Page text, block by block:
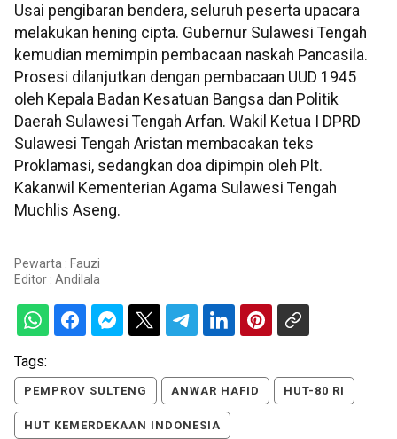
Usai pengibaran bendera, seluruh peserta upacara
melakukan hening cipta. Gubernur Sulawesi Tengah
kemudian memimpin pembacaan naskah Pancasila.
Prosesi dilanjutkan dengan pembacaan UUD 1945
oleh Kepala Badan Kesatuan Bangsa dan Politik
Daerah Sulawesi Tengah Arfan. Wakil Ketua I DPRD
Sulawesi Tengah Aristan membacakan teks
Proklamasi, sedangkan doa dipimpin oleh Plt.
Kakanwil Kementerian Agama Sulawesi Tengah
Muchlis Aseng.
Pewarta : Fauzi
Editor : Andilala
Tags:
PEMPROV SULTENG ANWAR HAFID HUT-80 RI
HUT KEMERDEKAAN INDONESIA